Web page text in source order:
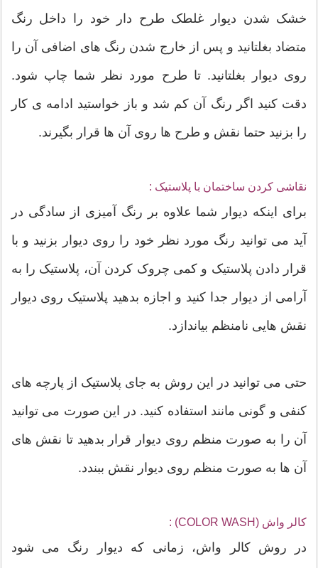
خشک شدن دیوار غلطک طرح دار خود را داخل رنگ
متضاد بغلتانید و پس از خارج شدن رنگ های اضافی آن را
روی دیوار بغلتانید. تا طرح مورد نظر شما چاپ شود.
دقت کنید اگر رنگ آن کم شد و باز خواستید ادامه ی کار
را بزنید حتما نقش و طرح ها روی آن ها قرار بگیرند.
نقاشی کردن ساختمان با پلاستیک :
برای اینکه دیوار شما علاوه بر رنگ آمیزی از سادگی در
آید می توانید رنگ مورد نظر خود را روی دیوار بزنید و با
قرار دادن پلاستیک و کمی چروک کردن آن، پلاستیک را به
آرامی از دیوار جدا کنید و اجازه بدهید پلاستیک روی دیوار
نقش هایی نامنظم بیاندازد.
حتی می توانید در این روش به جای پلاستیک از پارچه های
کنفی و گونی مانند استفاده کنید. در این صورت می توانید
آن را به صورت منظم روی دیوار قرار بدهید تا نقش های
آن ها به صورت منظم روی دیوار نقش ببندد.
کالر واش (COLOR WASH) :
در روش کالر واش، زمانی که دیوار رنگ می شود